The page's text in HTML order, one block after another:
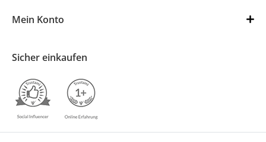
Mein Konto
Sicher einkaufen